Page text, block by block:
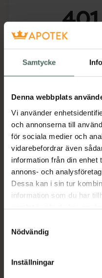
Samtycke
Denna webbplats
Vi använder
och annonserna till
för sociala medier och
vidarebefordrar även
information från din enhet
annons- och
Dessa kan i sin tur
information som du har
samlat in när du har
återkalla ditt samtycke via
cookieinställningar. Ett
lagligheten av
Nödvändig
Inställningar
Köp via
Aktuella
Beskrivning
Läs alltid
användning.
EAN:
Bipacksedel från